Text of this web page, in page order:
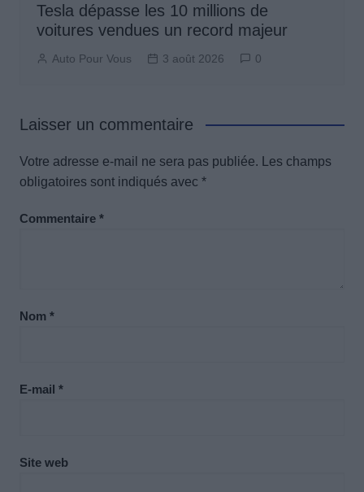
Tesla dépasse les 10 millions de
voitures vendues un record majeur
Auto Pour Vous 3 août 2026 0
Laisser un commentaire
Votre adresse e-mail ne sera pas publiée.
Les champs
obligatoires sont indiqués avec *
Commentaire *
Nom *
E-mail *
Site web